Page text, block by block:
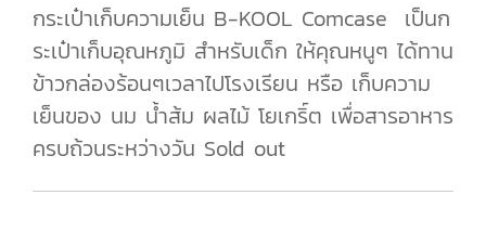
กระเป๋าเก็บความเย็น B-KOOL Comcase เป็นก
ระเป๋าเก็บอุณหภูมิ สำหรับเด็ก ให้คุณหนูๆ ได้ทาน
ข้าวกล่องร้อนๆเวลาไปโรงเรียน หรือ เก็บความ
เย็นของ นม น้ำส้ม ผลไม้ โยเกริ์ต เพื่อสารอาหาร
ครบถ้วนระหว่างวัน Sold out